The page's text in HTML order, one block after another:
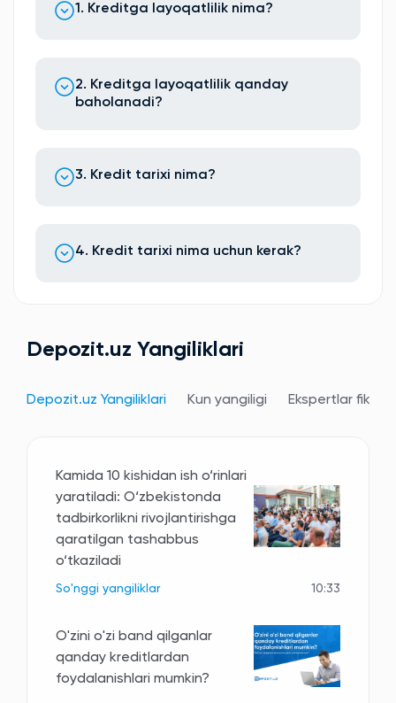
1. Kreditga layoqatlilik nima?
2. Kreditga layoqatlilik qanday
baholanadi?
3. Kredit tarixi nima?
4. Kredit tarixi nima uchun kerak?
Depozit.uz Yangiliklari
Depozit.uz Yangiliklari Kun yangiligi Ekspertlar fikri
Kamida 10 kishidan ish o‘rinlari
yaratiladi: O‘zbekistonda
tadbirkorlikni rivojlantirishga
qaratilgan tashabbus
o‘tkaziladi
So'nggi yangiliklar 10:33
O'zini o'zi band qilganlar
qanday kreditlardan
foydalanishlari mumkin?